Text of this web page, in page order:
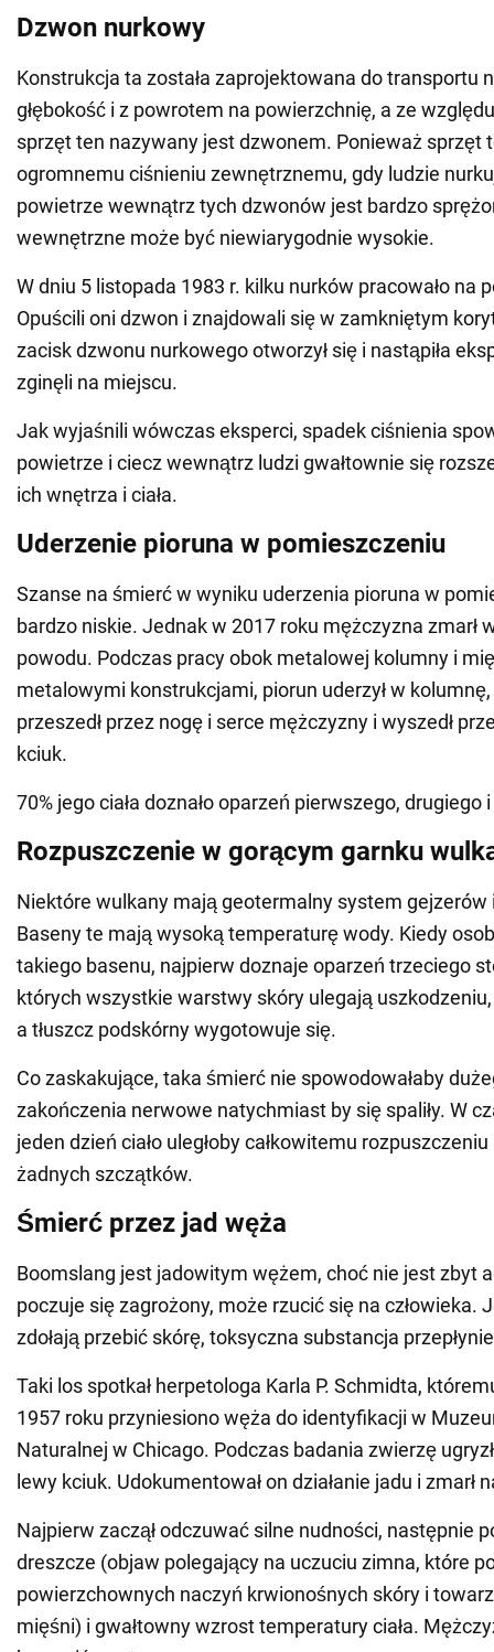
Dzwon nurkowy
Konstrukcja ta została zaprojektowana do transportu
głębokość i z powrotem na powierzchnię, a ze
sprzęt ten nazywany jest dzwonem. Ponieważ sprzęt
ogromnemu ciśnieniu zewnętrznemu, gdy ludzie
powietrze wewnątrz tych dzwonów jest bardzo
wewnętrzne może być niewiarygodnie wysokie.
W dniu 5 listopada 1983 r. kilku nurków pracowało na
Opuścili oni dzwon i znajdowali się w zamkniętym
zacisk dzwonu nurkowego otworzył się i nastąpiła
zginęli na miejscu.
Jak wyjaśnili wówczas eksperci, spadek ciśnienia
powietrze i ciecz wewnątrz ludzi gwałtownie się
ich wnętrza i ciała.
Uderzenie pioruna w pomieszczeniu
Szanse na śmierć w wyniku uderzenia pioruna w
bardzo niskie. Jednak w 2017 roku mężczyzna zmarł
powodu. Podczas pracy obok metalowej kolumny i
metalowymi konstrukcjami, piorun uderzył w
przeszedł przez nogę i serce mężczyzny i wyszedł
kciuk.
70% jego ciała doznało oparzeń pierwszego,
Rozpuszczenie w gorącym garnku
Niektóre wulkany mają geotermalny system gejzerów
Baseny te mają wysoką temperaturę wody. Kiedy
takiego basenu, najpierw doznaje oparzeń trzeciego
których wszystkie warstwy skóry ulegają
a tłuszcz podskórny wygotowuje się.
Co zaskakujące, taka śmierć nie spowodowałaby
zakończenia nerwowe natychmiast by się spaliły. W
jeden dzień ciało uległoby całkowitemu
żadnych szczątków.
Śmierć przez jad węża
Boomslang jest jadowitym wężem, choć nie jest zbyt
poczuje się zagrożony, może rzucić się na człowieka.
zdołają przebić skórę, toksyczna substancja przepłynie
Taki los spotkał herpetologa Karla P. Schmidta,
1957 roku przyniesiono węża do identyfikacji w
Naturalnej w Chicago. Podczas badania zwierzę
lewy kciuk. Udokumentował on działanie jadu i zmarł
Najpierw zaczął odczuwać silne nudności, następnie
dreszcze (objaw polegający na uczuciu zimna, które
powierzchownych naczyń krwionośnych skóry i
mięśni) i gwałtowny wzrost temperatury ciała.